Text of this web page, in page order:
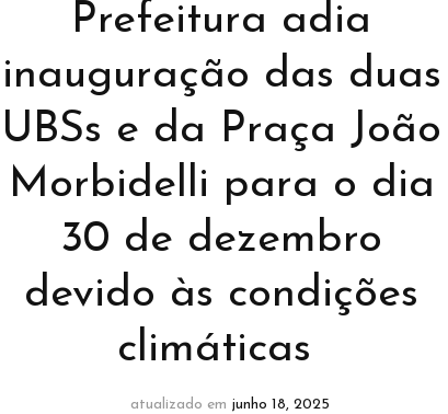
Prefeitura adia
inauguração das duas
UBSs e da Praça João
Morbidelli para o dia
30 de dezembro
devido às condições
climáticas
atualizado em junho 18, 2025